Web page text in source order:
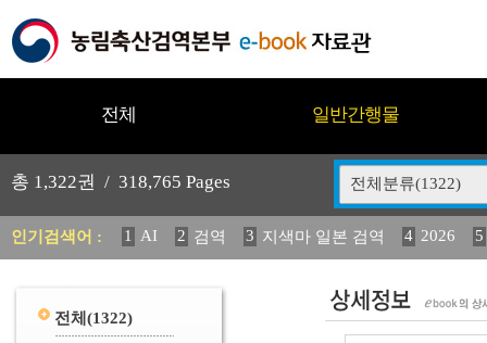
전체 일반간행물
총 1,322권 / 318,765 Pages 전체분류(1322)
인기검색어 : 1 AI 2 검역 3 지색마 일본 검역 4 2026
5
11 2025 12 중독성 식물 도감 13 媛 異 14
전체 (1322)